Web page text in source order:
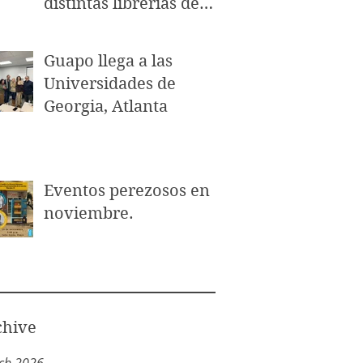
Guapo llega a las
Universidades de
Georgia, Atlanta
Eventos perezosos en
noviembre.